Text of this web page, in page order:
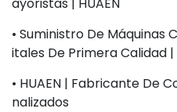
• Suministro De Máquinas
Itales De Primera Calidad |
• HUAEN | Fabricante De
Nalizados